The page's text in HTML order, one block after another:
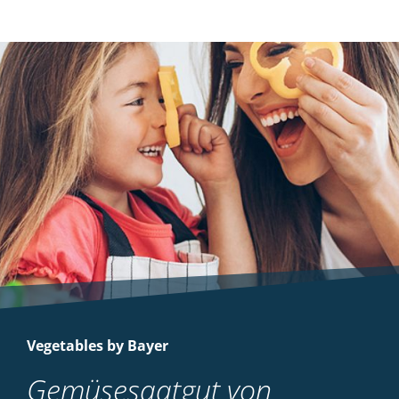
Vegetables by Bayer
Gemüsesaatgut von